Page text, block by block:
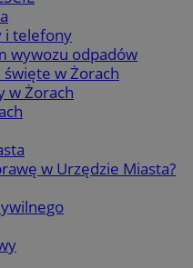
i telefony
wywozu odpadów
w Żorach
w Żorach
w Urzędzie Miasta?